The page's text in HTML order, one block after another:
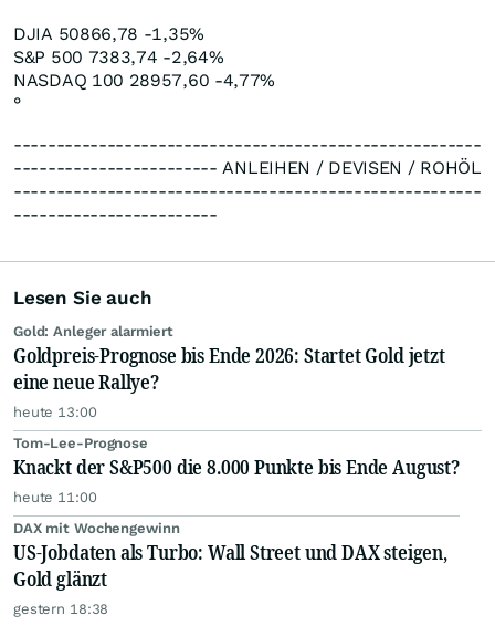
DJIA 50866,78 -1,35%
S&P 500 7383,74 -2,64%
NASDAQ 100 28957,60 -4,77%
°
-------------------------------------------------------
------------------------ ANLEIHEN / DEVISEN / ROHÖL
-------------------------------------------------------
------------------------
Lesen Sie auch
Gold: Anleger alarmiert
Goldpreis-Prognose bis Ende 2026: Startet Gold jetzt
eine neue Rallye?
heute 13:00
Tom-Lee-Prognose
Knackt der S&P500 die 8.000 Punkte bis Ende August?
heute 11:00
DAX mit Wochengewinn
US-Jobdaten als Turbo: Wall Street und DAX steigen,
Gold glänzt
gestern 18:38